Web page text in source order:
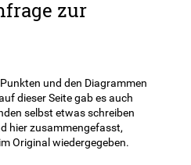
zur
und den Diagrammen
dieser Seite gab es auch
selbst etwas schreiben
hier zusammengefasst,
Original wiedergegeben.